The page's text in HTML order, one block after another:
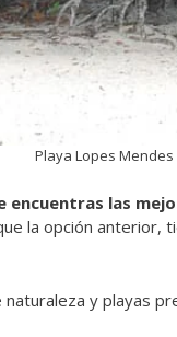
Playa Lopes
las
la opción anterior,
y playas